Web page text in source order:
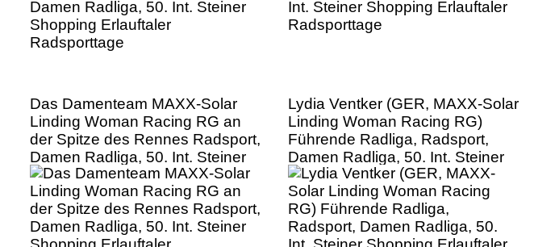
Das Damenteam MAXX-Solar
Linding Woman Racing RG an
der Spitze des Rennes Radsport,
Damen Radliga, 50. Int. Steiner
Shopping Erlauftaler
Radsporttage
Lydia Ventker (GER, MAXX-Solar
Linding Woman Racing RG)
Führende Radliga, Radsport,
Damen Radliga, 50. Int. Steiner
Shopping Erlauftaler
Radsporttage